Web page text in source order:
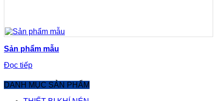
Sản phẩm mẫu
Đọc tiếp
DANH MỤC SẢN PHẨM